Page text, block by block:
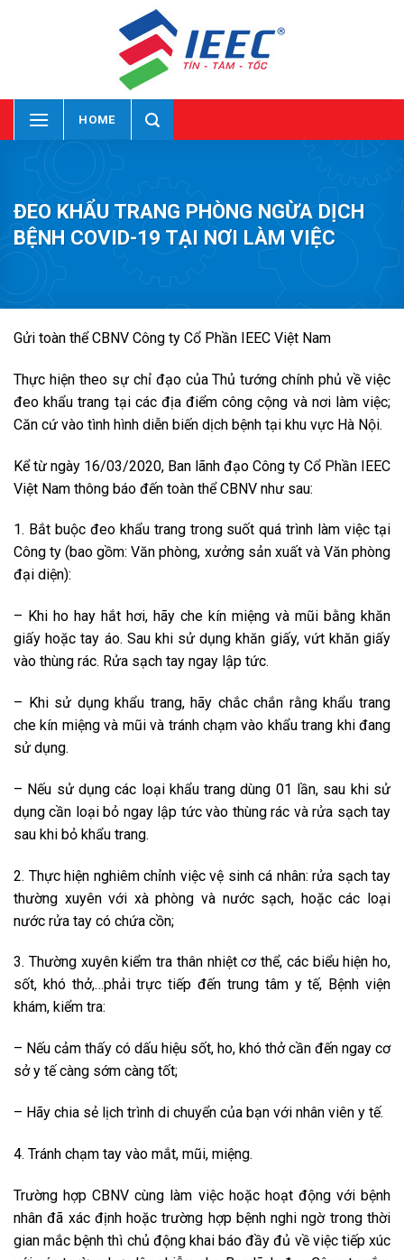
HOME
ĐEO KHẨU TRANG PHÒNG NGỪA DỊCH
BỆNH COVID-19 TẠI NƠI LÀM VIỆC
Gửi toàn thể CBNV Công ty Cổ Phần IEEC Việt Nam
Thực hiện theo sự chỉ đạo của Thủ tướng chính phủ về việc
đeo khẩu trang tại các địa điểm công cộng và nơi làm việc;
Căn cứ vào tình hình diễn biến dịch bệnh tại khu vực Hà Nội.
Kể từ ngày 16/03/2020, Ban lãnh đạo Công ty Cổ Phần IEEC
Việt Nam thông báo đến toàn thể CBNV như sau:
1. Bắt buộc đeo khẩu trang trong suốt quá trình làm việc tại
Công ty (bao gồm: Văn phòng, xưởng sản xuất và Văn phòng
đại diện):
– Khi ho hay hắt hơi, hãy che kín miệng và mũi bằng khăn
giấy hoặc tay áo. Sau khi sử dụng khăn giấy, vứt khăn giấy
vào thùng rác. Rửa sạch tay ngay lập tức.
– Khi sử dụng khẩu trang, hãy chắc chắn rằng khẩu trang
che kín miệng và mũi và tránh chạm vào khẩu trang khi đang
sử dụng.
– Nếu sử dụng các loại khẩu trang dùng 01 lần, sau khi sử
dụng cần loại bỏ ngay lập tức vào thùng rác và rửa sạch tay
sau khi bỏ khẩu trang.
2. Thực hiện nghiêm chỉnh việc vệ sinh cá nhân: rửa sạch tay
thường xuyên với xà phòng và nước sạch, hoặc các loại
nước rửa tay có chứa cồn;
3. Thường xuyên kiểm tra thân nhiệt cơ thể, các biểu hiện ho,
sốt, khó thở,…phải trực tiếp đến trung tâm y tế, Bệnh viện
khám, kiểm tra:
– Nếu cảm thấy có dấu hiệu sốt, ho, khó thở cần đến ngay cơ
sở y tế càng sớm càng tốt;
– Hãy chia sẻ lịch trình di chuyển của bạn với nhân viên y tế.
4. Tránh chạm tay vào mắt, mũi, miệng.
Trường hợp CBNV cùng làm việc hoặc hoạt động với bệnh
nhân đã xác định hoặc trường hợp bệnh nghi ngờ trong thời
gian mắc bệnh thì chủ động khai báo đầy đủ về việc tiếp xúc